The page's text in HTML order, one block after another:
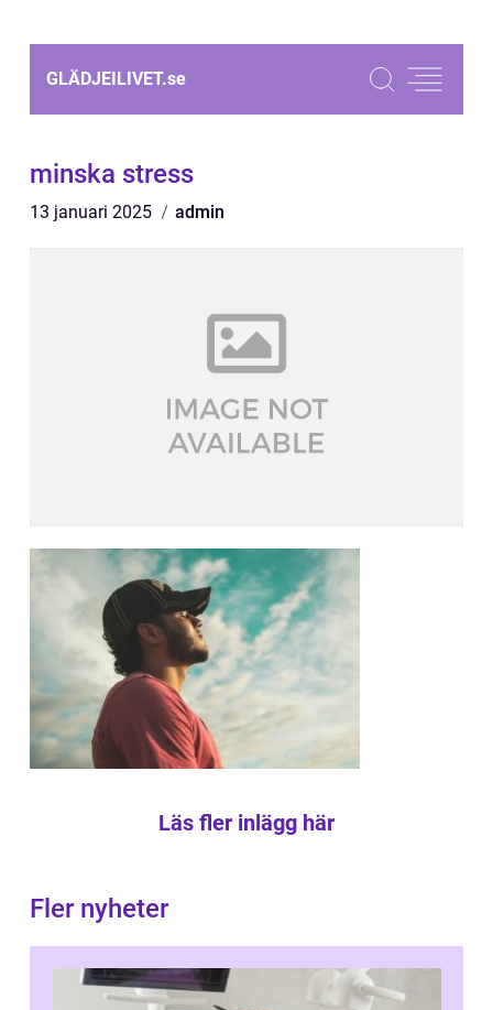
GLÄDJEILIVET.se
minska stress
13 januari 2025 admin
Läs fler inlägg här
Fler nyheter